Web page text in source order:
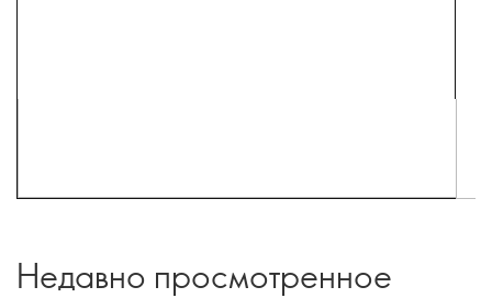
Недавно просмотренное